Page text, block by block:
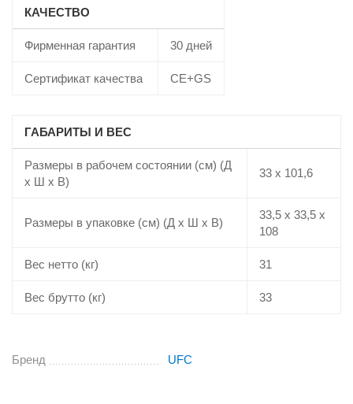
КАЧЕСТВО
Фирменная гарантия 30 дней
Сертификат качества CE+GS
ГАБАРИТЫ И ВЕС
Размеры в рабочем состоянии (см) (Д
х Ш х В)
33 x 101,6
Размеры в упаковке (см) (Д х Ш х В)
33,5 x 33,5 x
108
Вес нетто (кг) 31
Вес брутто (кг) 33
Бренд UFC